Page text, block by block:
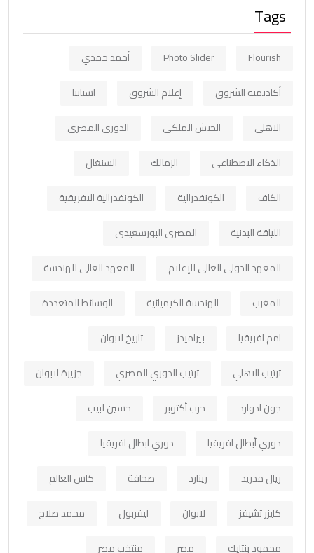
Tags
Flourish
Photo Slider
أحمد حمدي
أكاديمية الشروق
إعلام الشروق
اسبانيا
الاهلي
الجيش الملكي
الدوري المصري
الذكاء الاصطناعي
الزمالك
السنغال
الكاف
الكونفدرالية
الكونفدرالية الافريقية
اللياقة البدنية
المصري البورسعيدي
المعهد الدولي العالي للإعلام
المعهد العالي للهندسة
المغرب
الهندسة الكيميائية
الوسائط المتعددة
امم افريقيا
بيراميدز
تاريخ لابوان
ترتيب الاهلي
ترتيب الدوري المصري
جزيرة لابوان
جون ادوارد
حرب أكتوبر
حسين لبيب
دوري أبطال افريقيا
دوري ابطال افريقيا
ريال مدريد
رينارد صحافة
كاس العالم
كايزر تشيفز
لابوان ليفربول
محمد صلاح
محمود بنتايك
مصر منتخب مصر